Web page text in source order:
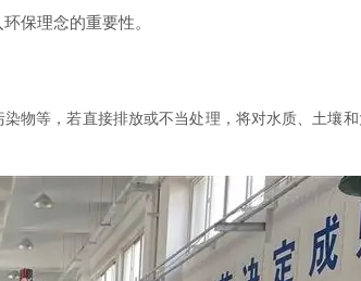
保理念的重要性。
物等，若直接排放或不当处理，将对水质、土壤